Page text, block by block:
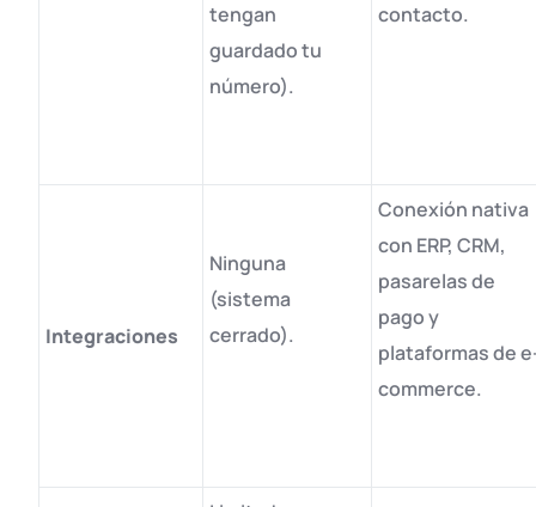
tengan
guardado tu
número).
contacto.
Integraciones
Ninguna
(sistema
cerrado).
Conexión nativa
con ERP, CRM,
pasarelas de
pago y
plataformas de
commerce.